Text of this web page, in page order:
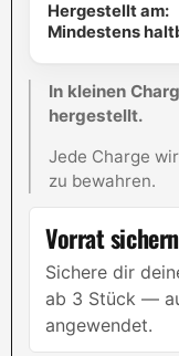
Hergestellt am:
Mindestens
In kleinen
hergestellt.
Jede Charge
zu bewahren.
Vorrat sichern
Sichere dir
ab 3 Stück —
angewendet.